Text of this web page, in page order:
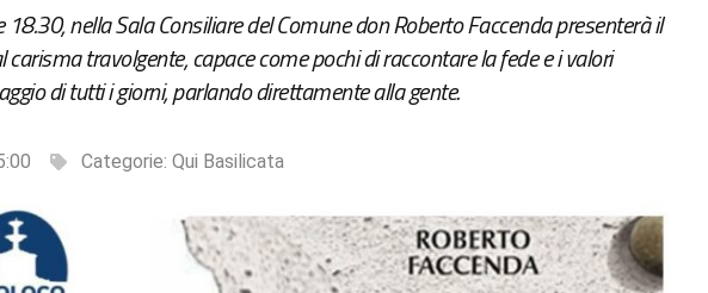
nella Sala Consiliare del Comune don Roberto Faccenda presenterà il
travolgente, capace come pochi di raccontare la fede e i valori
di tutti i giorni, parlando direttamente alla gente.
Categorie: Qui Basilicata